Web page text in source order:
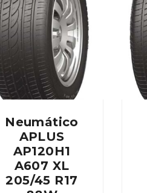
Neumático
APLUS
AP120H1
A607 XL
205/45 R17